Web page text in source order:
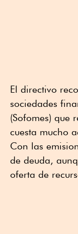
El directivo
sociedades
(Sofomes) que
cuesta mucho
Con las
de deuda,
oferta de